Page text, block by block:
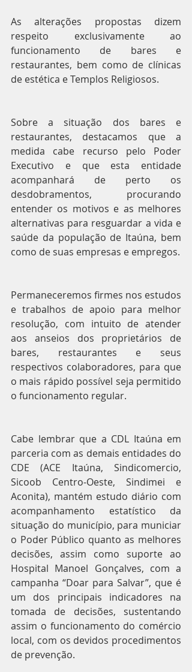
As alterações propostas dizem
respeito exclusivamente ao
funcionamento de bares e
restaurantes, bem como de clínicas
de estética e Templos Religiosos.
Sobre a situação dos bares e
restaurantes, destacamos que a
medida cabe recurso pelo Poder
Executivo e que esta entidade
acompanhará de perto os
desdobramentos, procurando
entender os motivos e as melhores
alternativas para resguardar a vida e
saúde da população de Itaúna, bem
como de suas empresas e empregos.
Permaneceremos firmes nos estudos
e trabalhos de apoio para melhor
resolução, com intuito de atender
aos anseios dos proprietários de
bares, restaurantes e seus
respectivos colaboradores, para que
o mais rápido possível seja permitido
o funcionamento regular.
Cabe lembrar que a CDL Itaúna em
parceria com as demais entidades do
CDE (ACE Itaúna, Sindicomercio,
Sicoob Centro-Oeste, Sindimei e
Aconita), mantém estudo diário com
acompanhamento estatístico da
situação do município, para municiar
o Poder Público quanto as melhores
decisões, assim como suporte ao
Hospital Manoel Gonçalves, com a
campanha “Doar para Salvar”, que é
um dos principais indicadores na
tomada de decisões, sustentando
assim o funcionamento do comércio
local, com os devidos procedimentos
de prevenção.